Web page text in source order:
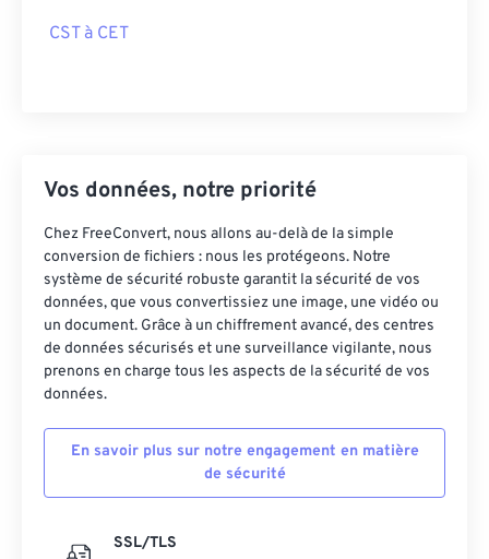
CST à CET
Vos données, notre priorité
Chez FreeConvert, nous allons au-delà de la simple
conversion de fichiers : nous les protégeons. Notre
système de sécurité robuste garantit la sécurité de vos
données, que vous convertissiez une image, une vidéo ou
un document. Grâce à un chiffrement avancé, des centres
de données sécurisés et une surveillance vigilante, nous
prenons en charge tous les aspects de la sécurité de vos
données.
En savoir plus sur notre engagement en matière
de sécurité
SSL/TLS